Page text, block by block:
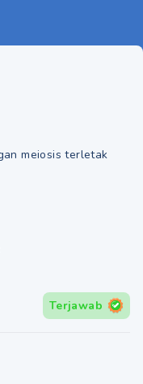
meiosis terletak
Terjawab